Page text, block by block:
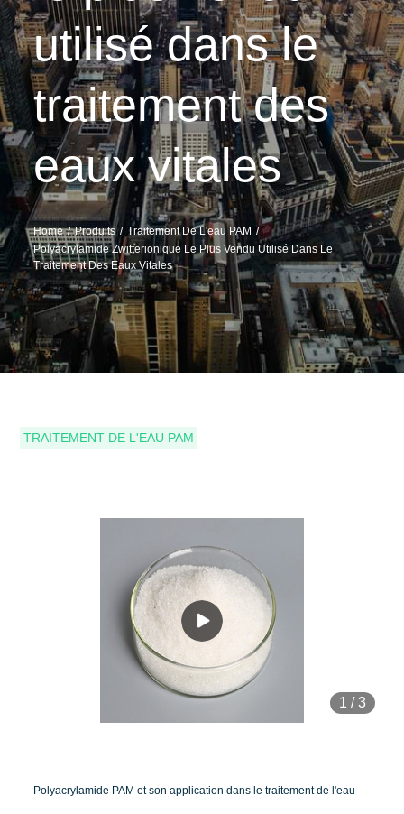
utilisé dans le
traitement des
eaux vitales
Home Produits
Traitement De L'eau PAM
Polyacrylamide Zwitterionique Le Plus Vendu Utilisé Dans Le
Traitement Des Eaux Vitales
TRAITEMENT DE L'EAU PAM
1 /3
Polyacrylamide PAM et son application dans le traitement de l'eau